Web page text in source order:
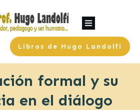
Libros de Hugo Landolfi
formal y su
en el diálogo